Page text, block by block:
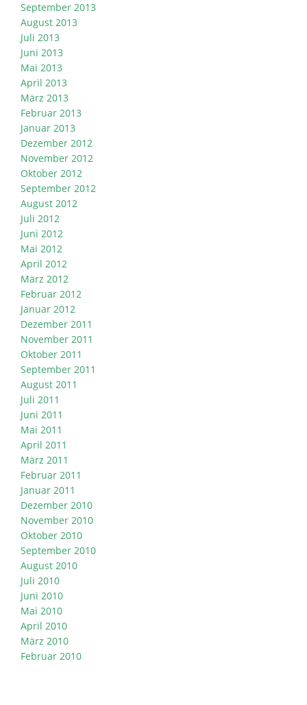
September 2013
August 2013
Juli 2013
Juni 2013
Mai 2013
April 2013
März 2013
Februar 2013
Januar 2013
Dezember 2012
November 2012
Oktober 2012
September 2012
August 2012
Juli 2012
Juni 2012
Mai 2012
April 2012
März 2012
Februar 2012
Januar 2012
Dezember 2011
November 2011
Oktober 2011
September 2011
August 2011
Juli 2011
Juni 2011
Mai 2011
April 2011
März 2011
Februar 2011
Januar 2011
Dezember 2010
November 2010
Oktober 2010
September 2010
August 2010
Juli 2010
Juni 2010
Mai 2010
April 2010
März 2010
Februar 2010